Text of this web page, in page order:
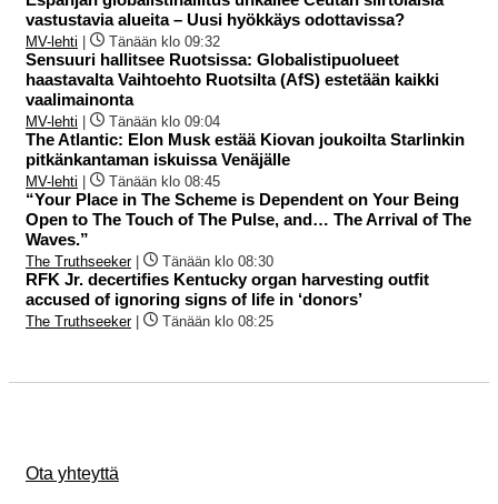
vastustavia alueita – Uusi hyökkäys odottavissa?
MV-lehti | Tänään klo 09:32
Sensuuri hallitsee Ruotsissa: Globalistipuolueet
haastavalta Vaihtoehto Ruotsilta (AfS) estetään kaikki
vaalimainonta
MV-lehti | Tänään klo 09:04
The Atlantic: Elon Musk estää Kiovan joukoilta Starlinkin
pitkänkantaman iskuissa Venäjälle
MV-lehti | Tänään klo 08:45
“Your Place in The Scheme is Dependent on Your Being
Open to The Touch of The Pulse, and… The Arrival of The
Waves.”
The Truthseeker| Tänään klo 08:30
RFK Jr. decertifies Kentucky organ harvesting outfit
accused of ignoring signs of life in ‘donors’
The Truthseeker| Tänään klo 08:25
Ota yhteyttä